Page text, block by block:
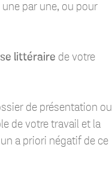
par une, ou pour
littéraire de votre
de présentation ou
de votre travail et la
a priori négatif de ce